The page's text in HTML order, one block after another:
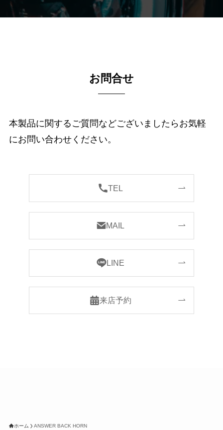
お問合せ
本製品に関するご質問などございましたらお気軽
にお問い合わせください。
TEL
MAIL
LINE
来店予約
ホーム ANSWER BACK HORN